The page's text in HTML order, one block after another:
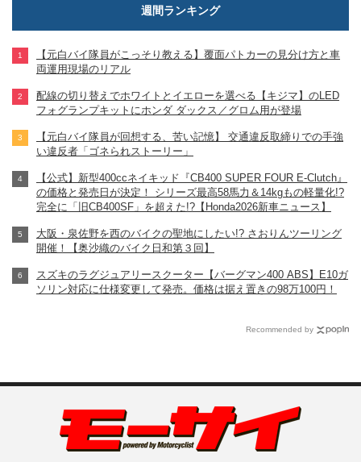
週間ランキング
【元白バイ隊員がこっそり教える】覆面パトカーの見分け方と車
両運用現場のリアル
配線の切り替えでホワイトとイエローを選べる【キジマ】のLED
フォグランプキットにホンダ ダックス／グロム用が登場
【元白バイ隊員が回想する、苦い記憶】 交通違反取締りでの手強
い違反者「ゴネられストーリー」
【公式】新型400ccネイキッド『CB400 SUPER FOUR E-Clutch』
の価格と発売日が決定！ シリーズ最高58馬力＆14kgもの軽量化!?
完全に「旧CB400SF」を超えた!?【Honda2026新車ニュース】
大阪・泉佐野を西のバイクの聖地にしたい!? さおりんツーリング
開催！【奥沙織のバイク日和第３回】
スズキのラグジュアリースクーター【バーグマン400 ABS】E10ガ
ソリン対応に仕様変更して発売。価格は据え置きの98万100円！
Recommended by